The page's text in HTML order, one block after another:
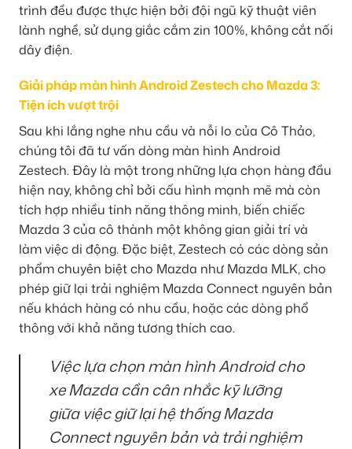
trình đều được thực hiện bởi đội ngũ kỹ thuật viên
lành nghề, sử dụng giắc cắm zin 100%, không cắt nối
dây điện.
Giải pháp màn hình Android Zestech cho Mazda 3:
Tiện ích vượt trội
Sau khi lắng nghe nhu cầu và nỗi lo của Cô Thảo,
chúng tôi đã tư vấn dòng màn hình Android
Zestech. Đây là một trong những lựa chọn hàng đầu
hiện nay, không chỉ bởi cấu hình mạnh mẽ mà còn
tích hợp nhiều tính năng thông minh, biến chiếc
Mazda 3 của cô thành một không gian giải trí và
làm việc di động. Đặc biệt, Zestech có các dòng sản
phẩm chuyên biệt cho Mazda như Mazda MLK, cho
phép giữ lại trải nghiệm Mazda Connect nguyên bản
nếu khách hàng có nhu cầu, hoặc các dòng phổ
thông với khả năng tương thích cao.
Việc lựa chọn màn hình Android cho
xe Mazda cần cân nhắc kỹ lưỡng
giữa việc giữ lại hệ thống Mazda
Connect nguyên bản và trải nghiệm